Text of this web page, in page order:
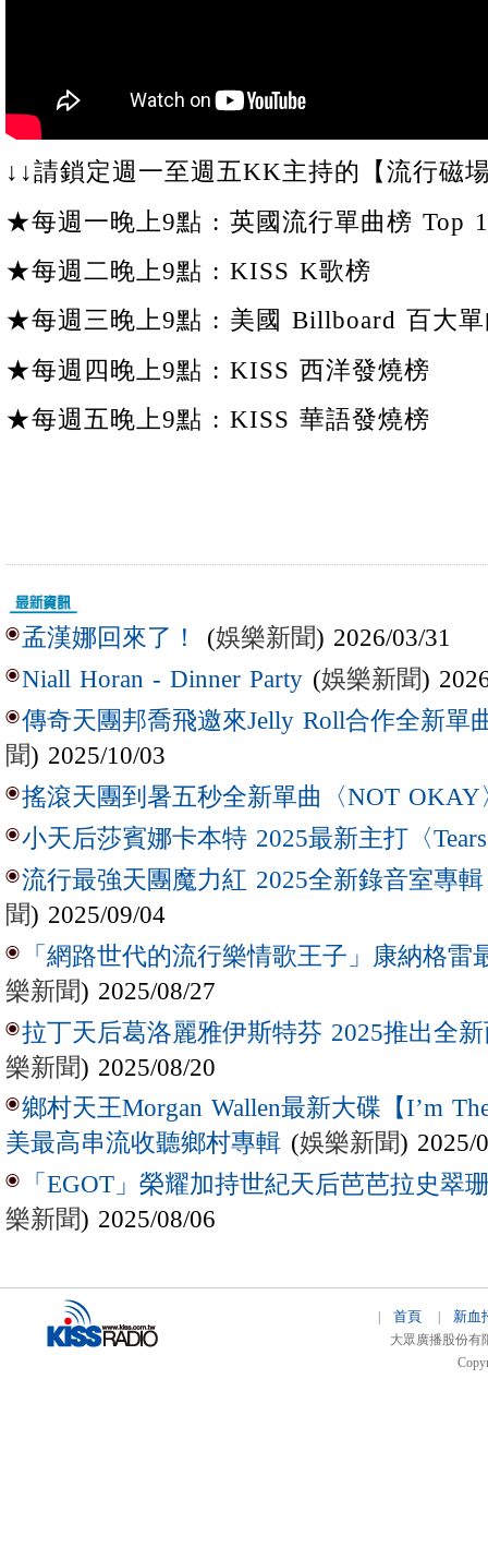
↓↓請鎖定週一至週五KK主持的【流行磁
★每週一晚上9點 : 英國流行單曲榜 Top
★每週二晚上9點 : KISS K歌榜
★每週三晚上9點 : 美國 Billboard 百大
★每週四晚上9點 : KISS 西洋發燒榜
★每週五晚上9點 : KISS 華語發燒榜
孟漢娜回來了！ (娛樂新聞) 2026/03/31
Niall Horan - Dinner Party (娛樂新聞)
傳奇天團邦喬飛邀來Jelly Roll合作全新單
聞) 2025/10/03
搖滾天團到暑五秒全新單曲〈NOT OKAY
小天后莎賓娜卡本特 2025最新主打〈
流行最強天團魔力紅 2025全新錄音室專
聞) 2025/09/04
「網路世代的流行樂情歌王子」康納格雷
樂新聞) 2025/08/27
拉丁天后葛洛麗雅伊斯特芬 2025推出全新
樂新聞) 2025/08/20
鄉村天王Morgan Wallen最新大碟【I’m
美最高串流收聽鄉村專輯 (娛樂新聞) 2025/
「EGOT」榮耀加持世紀天后芭芭拉史翠
樂新聞) 2025/08/06
首頁 新血
大眾廣播股份有